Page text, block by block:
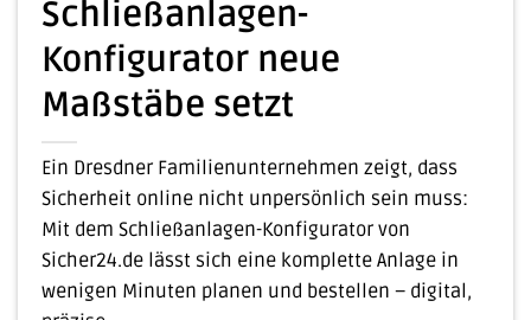
Schließanlagen-
Konfigurator neue
Maßstäbe setzt
Ein Dresdner Familienunternehmen zeigt, dass
Sicherheit online nicht unpersönlich sein muss:
Mit dem Schließanlagen-Konfigurator von
Sicher24.de lässt sich eine komplette Anlage in
wenigen Minuten planen und bestellen – digital,